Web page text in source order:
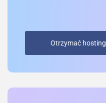
Otrzymać hosting